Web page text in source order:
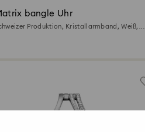
bangle Uhr
Produktion, Kristallarmband, Weiß,